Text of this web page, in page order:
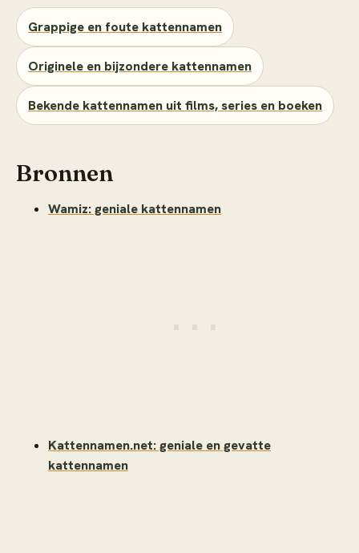
Grappige en foute kattennamen
Originele en bijzondere kattennamen
Bekende kattennamen uit films, series en boeken
Bronnen
Wamiz: geniale kattennamen
Kattennamen.net: geniale en gevatte
kattennamen